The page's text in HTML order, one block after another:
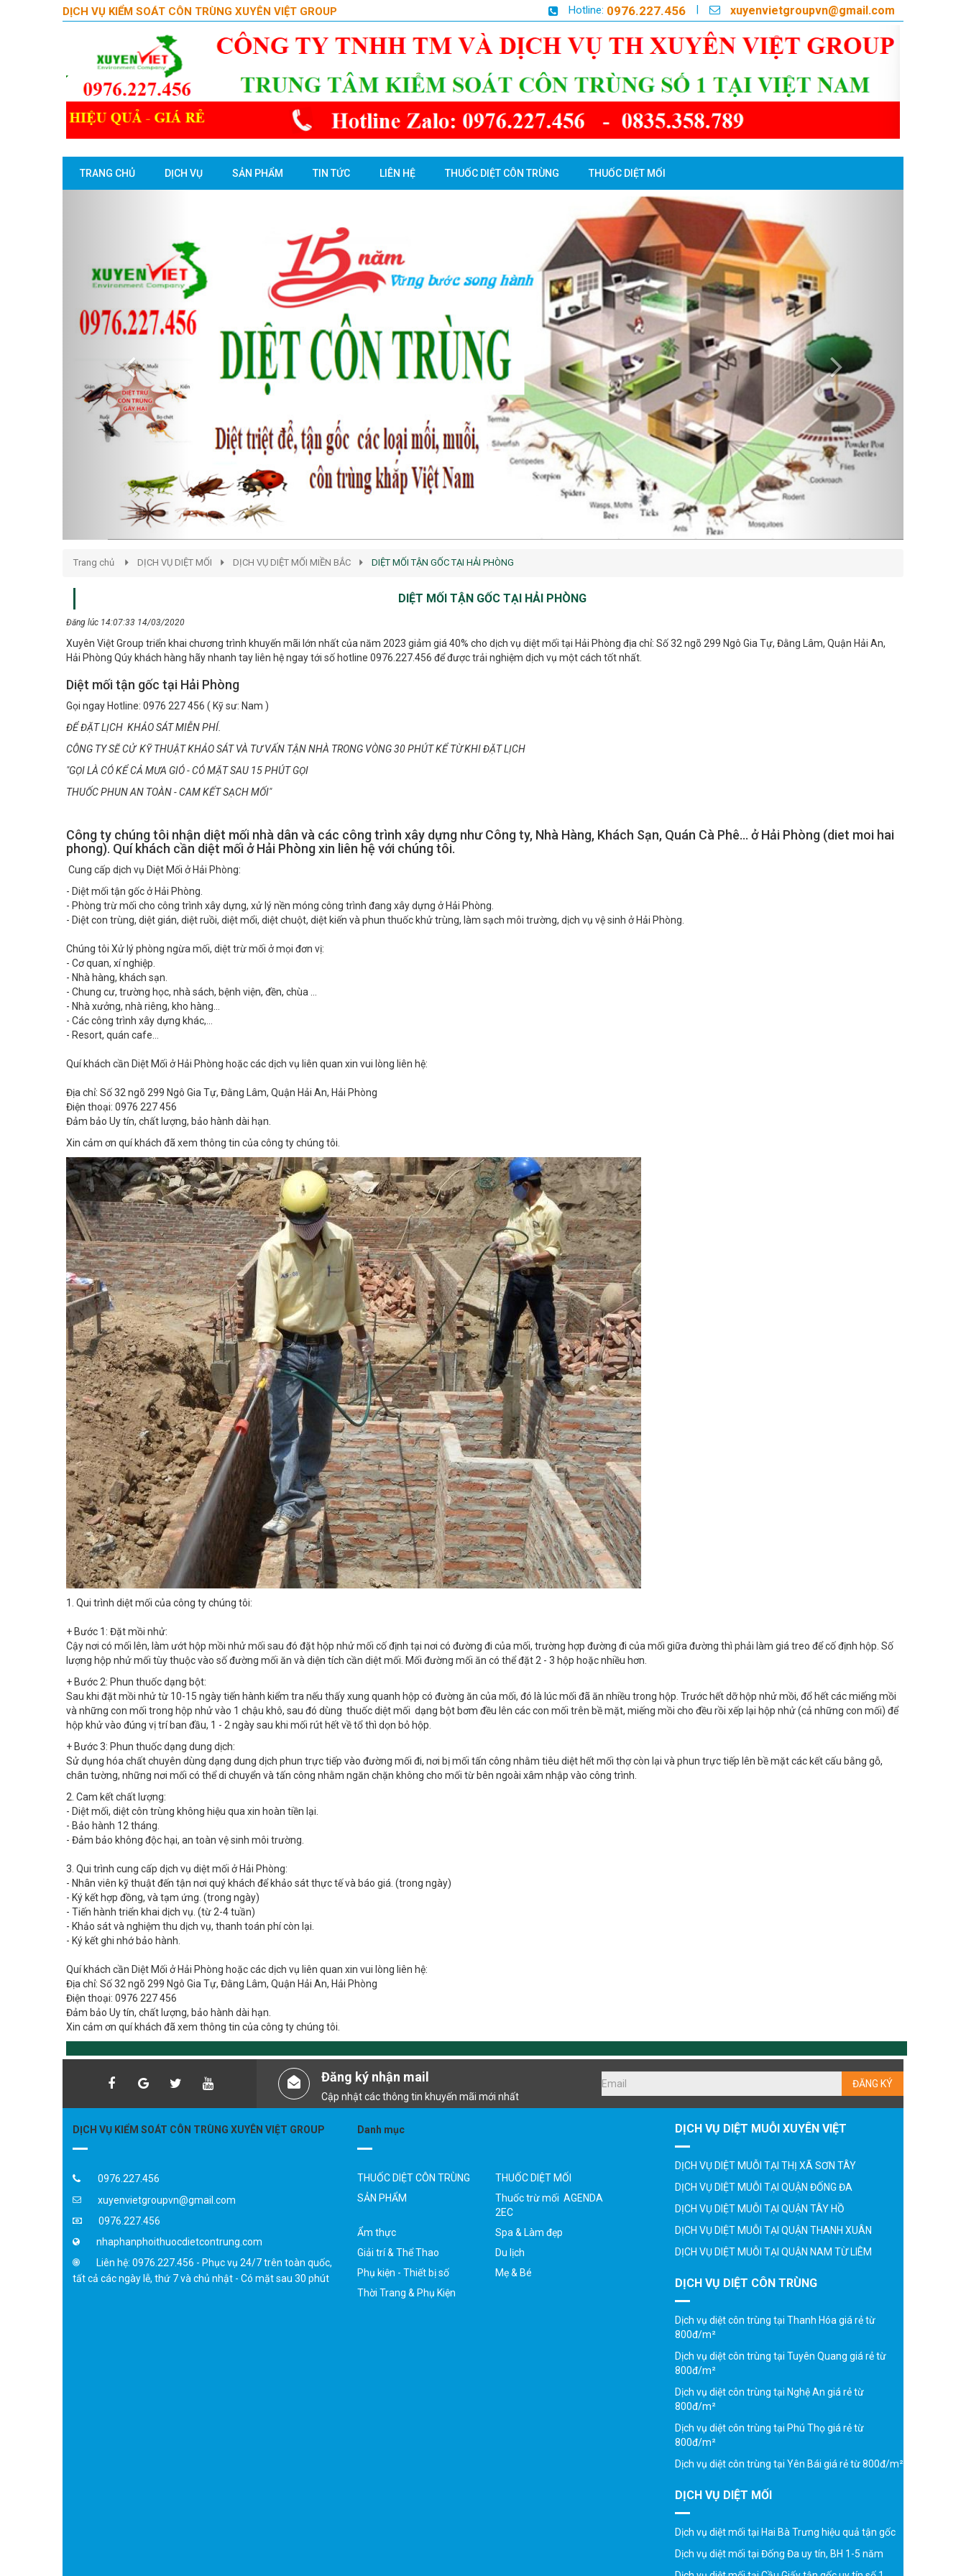
DỊCH VỤ KIỂM SOÁT CÔN TRÙNG XUYÊN VIỆT GROUP Hotline: 0976.227.456 xuyenvietgroupvn@gmail.com
TRANG CHỦ DỊCH VỤ SẢN PHẨM TIN TỨC LIÊN HỆ THUỐC DIỆT CÔN TRÙNG THUỐC DIỆT MỐI
Trang chủ DỊCH VỤ DIỆT MỐI DỊCH VỤ DIỆT MỐI MIỀN BẮC DIỆT MỐI TẬN GỐC TẠI HẢI PHÒNG
Xuyên Việt Group triển khai chương trình khuyến mãi lớn nhất của năm 2023 giảm giá 40% cho dịch vụ diệt mối tại Hải Phòng địa chỉ: Số 32 ngõ 299 Ngô Gia Tự, Đằng Lâm, Quận Hải An,
Hải Phòng Qúy khách hàng hãy nhanh tay liên hệ ngay tới số hotline 0976.227.456 để được trải nghiệm dịch vụ một cách tốt nhất.
Diệt mối tận gốc tại Hải Phòng
Gọi ngay Hotline: 0976 227 456 ( Kỹ sư: Nam )
ĐỂ ĐẶT LỊCH KHẢO SÁT MIỄN PHÍ.
CÔNG TY SẼ CỬ KỸ THUẬT KHẢO SÁT VÀ TƯ VẤN TẬN NHÀ TRONG VÒNG 30 PHÚT KỂ TỪ KHI ĐẶT LỊCH
"GỌI LÀ CÓ KỂ CẢ MƯA GIÓ - CÓ MẶT SAU 15 PHÚT GỌI
THUỐC PHUN AN TOÀN - CAM KẾT SẠCH MỐI"
phong). Quí khách cần diệt mối ở Hải Phòng xin liên hệ với chúng tôi.
Cung cấp dịch vụ Diệt Mối ở Hải Phòng:
- Diệt mối tận gốc ở Hải Phòng.
- Phòng trừ mối cho công trình xây dựng, xử lý nền móng công trình đang xây dựng ở Hải Phòng.
- Diệt con trùng, diệt gián, diệt ruồi, diệt mổi, diệt chuột, diệt kiến và phun thuốc khử trùng, làm sạch môi trường, dịch vụ vệ sinh ở Hải Phòng.
Chúng tôi Xử lý phòng ngừa mối, diệt trừ mối ở mọi đơn vị:
- Cơ quan, xí nghiệp.
- Nhà hàng, khách sạn.
- Chung cư, trường học, nhà sách, bệnh viện, đền, chùa …
- Nhà xưởng, nhà riêng, kho hàng…
- Các công trình xây dựng khác,…
- Resort, quán cafe...
Quí khách cần Diệt Mối ở Hải Phòng hoặc các dịch vụ liên quan xin vui lòng liên hệ:
Địa chỉ: Số 32 ngõ 299 Ngô Gia Tự, Đằng Lâm, Quận Hải An, Hải Phòng
Điện thoại: 0976 227 456
Đảm bảo Uy tín, chất lượng, bảo hành dài hạn.
Xin cảm ơn quí khách đã xem thông tin của công ty chúng tôi.
1. Qui trình diệt mối của công ty chúng tôi:
+ Bước 1: Đặt mồi nhử:
Cậy nơi có mối lên, làm ướt hộp mồi nhử mối sau đó đặt hộp nhử mối cố định tại nơi có đường đi của mối, trường hợp đường đi của mối giữa đường thì phải làm giá treo để cố định hộp. Số
lượng hộp nhử mối tùy thuộc vào số đường mối ăn và diện tích cần diệt mối. Mối đường mối ăn có thể đặt 2 - 3 hộp hoặc nhiều hơn.
+ Bước 2: Phun thuốc dạng bột:
Sau khi đặt mồi nhử từ 10-15 ngày tiến hành kiểm tra nếu thấy xung quanh hộp có đường ăn của mối, đó là lúc mối đã ăn nhiều trong hộp. Trước hết dỡ hộp nhử mồi, đổ hết các miếng mồi
và những con mối trong hộp nhử vào 1 chậu khô, sau đó dùng thuốc diệt mối dạng bột bơm đều lên các con mối trên bề mặt, miếng mồi cho đều rồi xếp lại hộp nhử (cả những con mối) để
hộp khử vào đúng vị trí ban đầu, 1 - 2 ngày sau khi mối rút hết về tổ thì dọn bỏ hộp.
+ Bước 3: Phun thuốc dạng dung dịch:
Sử dụng hóa chất chuyên dùng dạng dung dịch phun trực tiếp vào đường mối đi, nơi bị mối tấn công nhằm tiêu diệt hết mối thợ còn lại và phun trực tiếp lên bề mặt các kết cấu bằng gỗ,
chân tường, những nơi mối có thể di chuyển và tấn công nhằm ngăn chặn không cho mối từ bên ngoài xâm nhập vào công trình.
2. Cam kết chất lượng:
- Diệt mối, diệt côn trùng không hiệu qua xin hoàn tiền lại.
- Bảo hành 12 tháng.
- Đảm bảo không độc hại, an toàn vệ sinh môi trường.
3. Qui trình cung cấp dịch vụ diệt mối ở Hải Phòng:
- Nhân viên kỹ thuật đến tận nơi quý khách để khảo sát thực tế và báo giá. (trong ngày)
- Ký kết hợp đồng, và tạm ứng. (trong ngày)
- Tiến hành triển khai dịch vụ. (từ 2-4 tuần)
- Khảo sát và nghiệm thu dịch vụ, thanh toán phí còn lại.
- Ký kết ghi nhớ bảo hành.
Quí khách cần Diệt Mối ở Hải Phòng hoặc các dịch vụ liên quan xin vui lòng liên hệ:
Địa chỉ: Số 32 ngõ 299 Ngô Gia Tự, Đằng Lâm, Quận Hải An, Hải Phòng
Điện thoại: 0976 227 456
Đảm bảo Uy tín, chất lượng, bảo hành dài hạn.
Xin cảm ơn quí khách đã xem thông tin của công ty chúng tôi.
Đăng ký nhận mail
Cập nhật các thông tin khuyến mãi mới nhất
ĐĂNG KÝ
DỊCH VỤ KIỂM SOÁT CÔN TRÙNG XUYÊN VIỆT GROUP
xuyenvietgroupvn@gmail.com
0976.227.456
nhaphanphoithuocdietcontrung.com
Liên hệ: 0976.227.456 - Phục vụ 24/7 trên toàn quốc,
tất cả các ngày lễ, thứ 7 và chủ nhật - Có mặt sau 30 phút
Danh mục
SẢN PHẨM
Thuốc trừ mối AGENDA
Spa & Làm đẹp
Giải trí & Thể Thao
Du lịch
Phụ kiện - Thiết bị số
Mẹ & Bé
Thời Trang & Phụ Kiện
DỊCH VỤ DIỆT MUỖI XUYÊN VIỆT
DỊCH VỤ DIỆT MUỖI TẠI THỊ XÃ SƠN TÂY
DỊCH VỤ DIỆT MUỖI TẠI QUẬN ĐỐNG ĐA
DỊCH VỤ DIỆT MUỖI TẠI QUẬN TÂY HỒ
DỊCH VỤ DIỆT MUỖI TẠI QUẬN THANH XUÂN
DỊCH VỤ DIỆT MUỖI TẠI QUẬN NAM TỪ LIÊM
DỊCH VỤ DIỆT CÔN TRÙNG
Dịch vụ diệt côn trùng tại Thanh Hóa giá rẻ từ
Dịch vụ diệt côn trùng tại Tuyên Quang giá rẻ từ
Dịch vụ diệt côn trùng tại Nghệ An giá rẻ từ
Dịch vụ diệt côn trùng tại Phú Thọ giá rẻ từ
Dịch vụ diệt côn trùng tại Yên Bái giá rẻ từ 800đ/m²
DỊCH VỤ DIỆT MỐI
Dịch vụ diệt mối tại Hai Bà Trưng hiệu quả tận gốc
Dịch vụ diệt mối tại Đống Đa uy tín, BH 1-5 năm
Dịch vụ diệt mối tại Cầu Giấy tận gốc uy tín số 1